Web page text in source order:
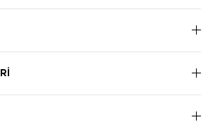
saç derisine masaj yaparak köpürtün.
sonra iyice durulayın. Haftada 2